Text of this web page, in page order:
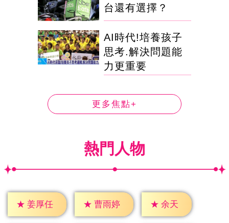
台還有選擇？
AI時代!培養孩子
思考.解決問題能
力更重要
更多焦點+
熱門人物
★ 姜厚任 ★ 曹雨婷 ★ 余天